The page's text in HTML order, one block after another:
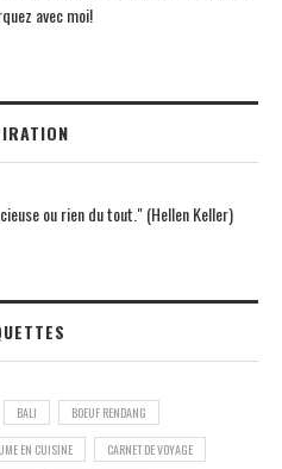
avec moi!
ou rien du tout." (Hellen Keller)
BALI BOEUF RENDANG
EN CUISINE CARNET DE VOYAGE